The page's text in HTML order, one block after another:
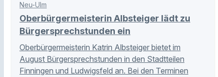
Neu-Ulm
Oberbürgermeisterin Albsteiger lädt zu
Bürgersprechstunden ein
Oberbürgermeisterin Katrin Albsteiger bietet im
August Bürgersprechstunden in den Stadtteilen
Finningen und Ludwigsfeld an. Bei den Terminen